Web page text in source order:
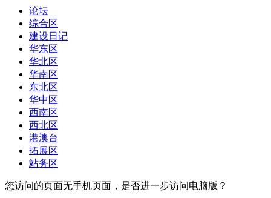
论坛
综合区
建设日记
华东区
华北区
华南区
东北区
华中区
西南区
西北区
港澳台
拓展区
站务区
您访问的页面无手机页面，是否进一步访问电脑版？